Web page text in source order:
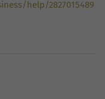
help/2827015489